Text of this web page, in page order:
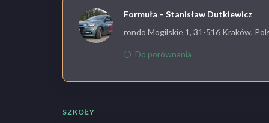
Formuła – Stanisław Dutkiewicz
rondo Mogilskie 1, 31-516 Kraków,
Do porównania
SZKOŁY